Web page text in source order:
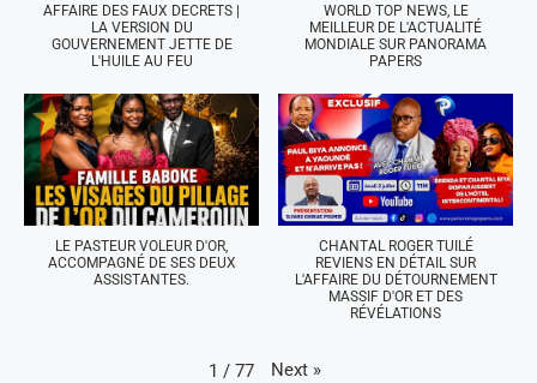
AFFAIRE DES FAUX DECRETS |
LA VERSION DU
GOUVERNEMENT JETTE DE
L'HUILE AU FEU
WORLD TOP NEWS, LE
MEILLEUR DE L'ACTUALITÉ
MONDIALE SUR PANORAMA
PAPERS
LE PASTEUR VOLEUR D'OR,
ACCOMPAGNÉ DE SES DEUX
ASSISTANTES.
CHANTAL ROGER TUILÉ
REVIENS EN DÉTAIL SUR
L'AFFAIRE DU DÉTOURNEMENT
MASSIF D'OR ET DES
RÉVÉLATIONS
1 / 77 Next »